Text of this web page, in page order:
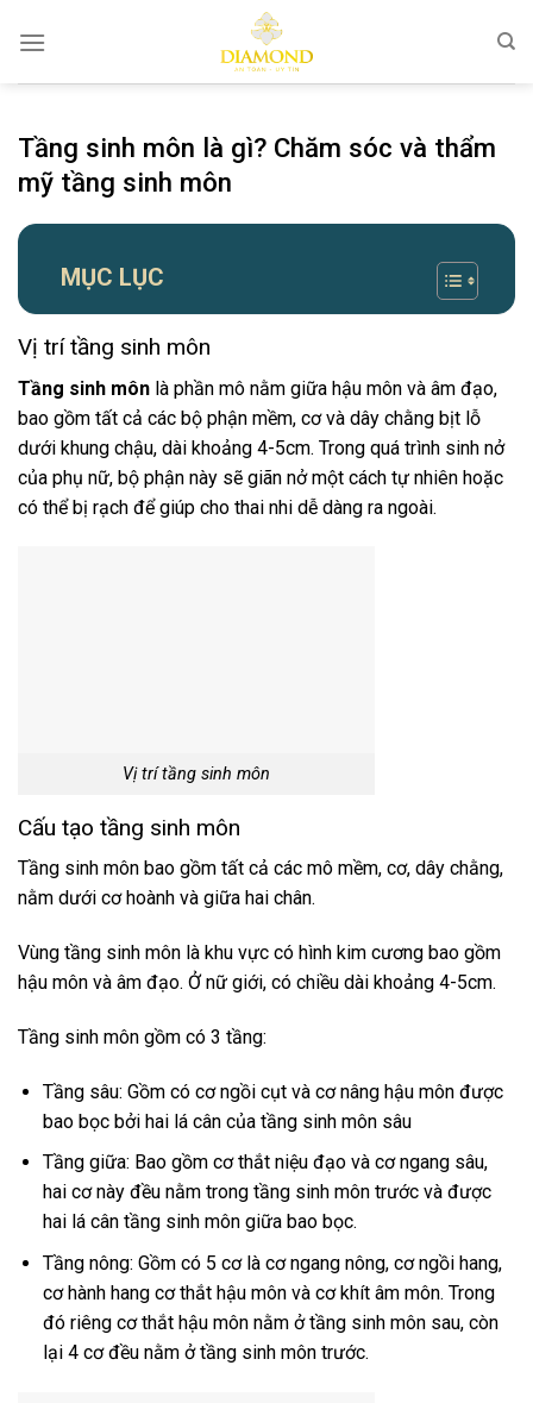
đến
Tầng sinh môn là gì? Chăm sóc và thẩm
mỹ tầng sinh môn
MỤC LỤC
Vị trí tầng sinh môn
Tầng sinh môn là phần mô nằm giữa hậu môn và âm đạo,
bao gồm tất cả các bộ phận mềm, cơ và dây chằng bịt lỗ
dưới khung chậu, dài khoảng 4-5cm. Trong quá trình sinh nở
của phụ nữ, bộ phận này sẽ giãn nở một cách tự nhiên hoặc
có thể bị rạch để giúp cho thai nhi dễ dàng ra ngoài.
Vị trí tầng sinh môn
Cấu tạo tầng sinh môn
Tầng sinh môn bao gồm tất cả các mô mềm, cơ, dây chằng,
nằm dưới cơ hoành và giữa hai chân.
Vùng tầng sinh môn là khu vực có hình kim cương bao gồm
hậu môn và âm đạo. Ở nữ giới, có chiều dài khoảng 4-5cm.
Tầng sinh môn gồm có 3 tầng:
Tầng sâu: Gồm có cơ ngồi cụt và cơ nâng hậu môn được
bao bọc bởi hai lá cân của tầng sinh môn sâu
Tầng giữa: Bao gồm cơ thắt niệu đạo và cơ ngang sâu,
hai cơ này đều nằm trong tầng sinh môn trước và được
hai lá cân tầng sinh môn giữa bao bọc.
Tầng nông: Gồm có 5 cơ là cơ ngang nông, cơ ngồi hang,
cơ hành hang cơ thắt hậu môn và cơ khít âm môn. Trong
đó riêng cơ thắt hậu môn nằm ở tầng sinh môn sau, còn
lại 4 cơ đều nằm ở tầng sinh môn trước.